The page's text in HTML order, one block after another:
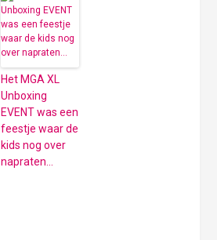
Het MGA XL
Unboxing
EVENT was een
feestje waar de
kids nog over
napraten…